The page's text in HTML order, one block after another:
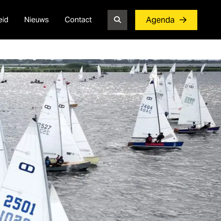
Nieuws Contact Agenda